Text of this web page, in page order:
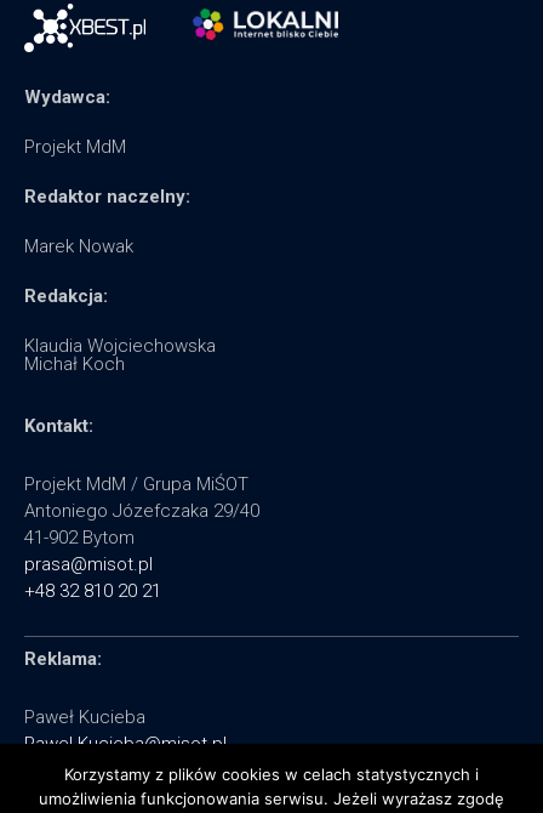
Wydawca:
Projekt MdM
Redaktor naczelny:
Marek Nowak
Redakcja:
Klaudia Wojciechowska
Michał Koch
Kontakt:
Projekt MdM / Grupa MiŚOT
Antoniego Józefczaka 29/40
41-902 Bytom
prasa@misot.pl
+48 32 810 20 21
Reklama:
Paweł Kucieba
Pawel.Kucieba@misot.pl
+48 602 495 064
Korzystamy z plików cookies w celach statystycznych i
umożliwienia funkcjonowania serwisu. Jeżeli wyrażasz zgodę